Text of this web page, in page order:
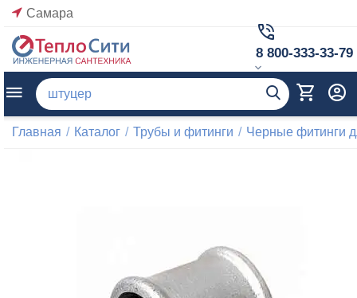
Самара
8 800-333-33-79
Главная / Каталог / Трубы и фитинги / Черные фитинги